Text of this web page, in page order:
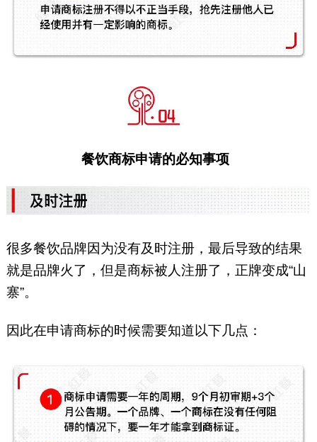
餐饮商标申请的必知事项
很多餐饮品牌因为没有及时注册，最后导致的结果
就是品牌火了，但是商标被人注册了，正牌变成“山
寨”。
因此在申请商标的时候需要知道以下几点：